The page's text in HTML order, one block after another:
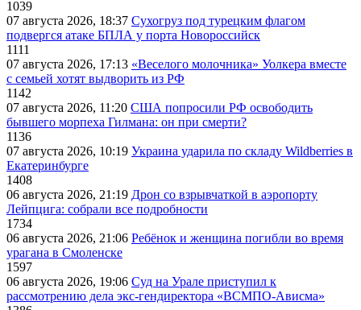
1039
07 августа 2026, 18:37 Сухогруз под турецким флагом
подвергся атаке БПЛА у порта Новороссийск
1111
07 августа 2026, 17:13 «Веселого молочника» Уолкера вместе
с семьей хотят выдворить из РФ
1142
07 августа 2026, 11:20 США попросили РФ освободить
бывшего морпеха Гилмана: он при смерти?
1136
07 августа 2026, 10:19 Украина ударила по складу Wildberries в
Екатеринбурге
1408
06 августа 2026, 21:19 Дрон со взрывчаткой в аэропорту
Лейпцига: собрали все подробности
1734
06 августа 2026, 21:06 Ребёнок и женщина погибли во время
урагана в Смоленске
1597
06 августа 2026, 19:06 Суд на Урале приступил к
рассмотрению дела экс-гендиректора «ВСМПО-Ависма»